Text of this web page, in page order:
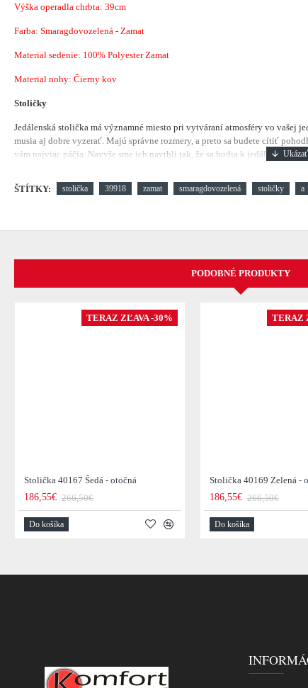
Výška operadla chrbta: 39cm
Farba: Smaragdovozelená - Zamat
Material sedenie: 100% Polyester Zamat
Material nohy: Čierny kov
Stoličky
Jedálenská stolička má významné miesto pri vytváraní atmosféry vo vašej
musia aj dobre vyzerať. Majú správne rozmery, a preto sa budete cítiť
vám najviac páčia. Navyše sme ich navrhli tak, že sa hodia k jedálenským
ŠTÍTKY: stolička 39918 zamat smaragdovozelená stoličky a
PODOBNÉ PRODUKTY
TERAZ ZĽAVA -30%
Stolička 40167 Šedá - otočná
186,55€ 266,50€
Do košíka
TERAZ
Stolička 40169 Zelená -
186,55€ 266,50€
Do košíka